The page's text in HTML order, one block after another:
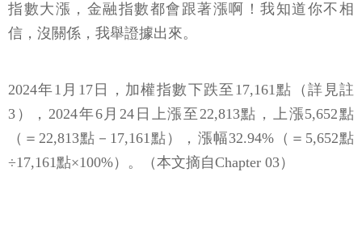
指數大漲，金融指數都會跟著漲啊！我知道你不相
信，沒關係，我舉證據出來。
2024年1月17日，加權指數下跌至17,161點（詳見註
3），2024年6月24日上漲至22,813點，上漲5,652點
（＝22,813點－17,161點），漲幅32.94%（＝5,652點
÷17,161點×100%）。（本文摘自Chapter 03）